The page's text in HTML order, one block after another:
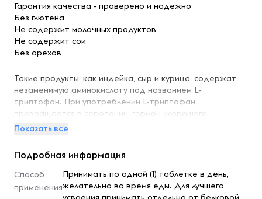
Гарантия качества - проверено и надежно
Без глютена
Не содержит молочных продуктов
Не содержит сои
Без орехов
Такие продукты, как индейка, сыр и курица, содержат
незаменимую аминокислоту под названием L-
триптофан. При употреблении L-триптофан
превращается в серотонин, гормон «хорошего
самочувствия», который поддерживает ваше
Рекомендации по применению
Принимать по одной (1) таблетке в день, желательно во
Показать все
Подробная информация
Способ
применения
Принимать по одной (1) таблетке в день,
желательно во время еды. Для лучшего